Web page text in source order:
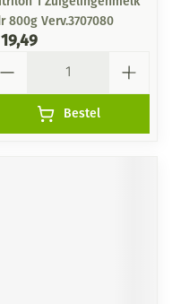
800g Verv.3707080
Bestel